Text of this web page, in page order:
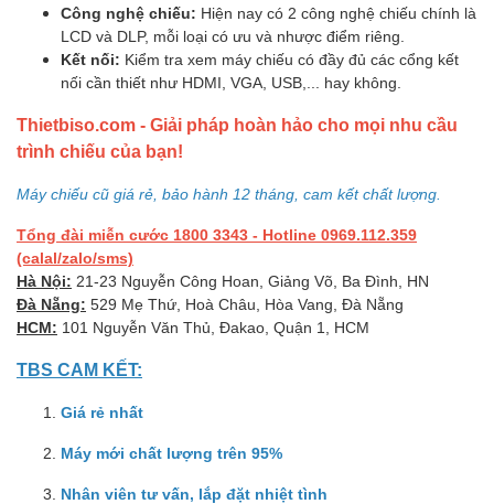
Công nghệ chiếu: Hiện nay có 2 công nghệ chiếu chính là
LCD và DLP, mỗi loại có ưu và nhược điểm riêng.
Kết nối: Kiểm tra xem máy chiếu có đầy đủ các cổng kết
nối cần thiết như HDMI, VGA, USB,... hay không.
Thietbiso.com - Giải pháp hoàn hảo cho mọi nhu cầu
trình chiếu của bạn!
Máy chiếu cũ giá rẻ, bảo hành 12 tháng, cam kết chất lượng.
Tổng đài miễn cước 1800 3343 - Hotline 0969.112.359
(calal/zalo/sms)
Hà Nội: 21-23 Nguyễn Công Hoan, Giảng Võ, Ba Đình, HN
Đà Nẵng: 529 Mẹ Thứ, Hoà Châu, Hòa Vang, Đà Nẵng
HCM: 101 Nguyễn Văn Thủ, Đakao, Quận 1, HCM
TBS CAM KẾT:
Giá rẻ nhất
Máy mới chất lượng trên 95%
Nhân viên tư vấn, lắp đặt nhiệt tình